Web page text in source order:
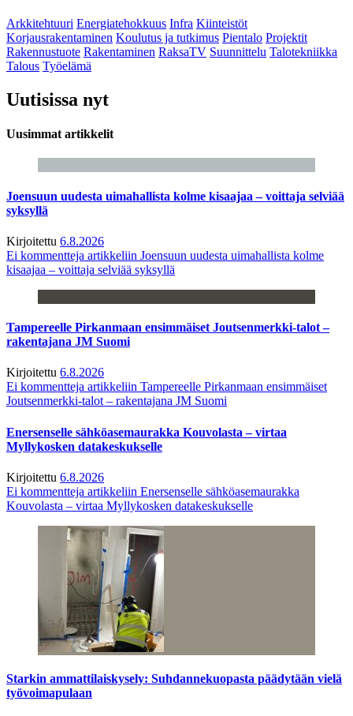
Arkkitehtuuri Energiatehokkuus Infra Kiinteistöt
Korjausrakentaminen Koulutus ja tutkimus Pientalo Projektit
Rakennustuote Rakentaminen RaksaTV Suunnittelu Talotekniikka
Talous Työelämä
Uutisissa nyt
Uusimmat artikkelit
Joensuun uudesta uimahallista kolme kisaajaa – voittaja selviää
syksyllä
Kirjoitettu 6.8.2026
Ei kommentteja artikkeliin Joensuun uudesta uimahallista kolme
kisaajaa – voittaja selviää syksyllä
Tampereelle Pirkanmaan ensimmäiset Joutsenmerkki-talot –
rakentajana JM Suomi
Kirjoitettu 6.8.2026
Ei kommentteja artikkeliin Tampereelle Pirkanmaan ensimmäiset
Joutsenmerkki-talot – rakentajana JM Suomi
Enersenselle sähköasemaurakka Kouvolasta – virtaa
Myllykosken datakeskukselle
Kirjoitettu 6.8.2026
Ei kommentteja artikkeliin Enersenselle sähköasemaurakka
Kouvolasta – virtaa Myllykosken datakeskukselle
Starkin ammattilaiskysely: Suhdannekuopasta päädytään vielä
työvoimapulaan